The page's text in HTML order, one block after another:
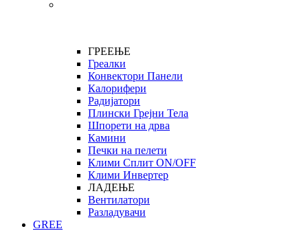
ГРЕЕЊЕ
Греалки
Конвектори Панели
Калорифери
Радијатори
Плински Грејни Тела
Шпорети на дрва
Камини
Печки на пелети
Клими Сплит ON/OFF
Клими Инвертер
ЛАДЕЊЕ
Вентилатори
Разладувачи
GREE